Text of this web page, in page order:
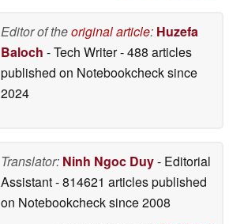
Editor of theoriginal article: Huzefa
Baloch - Tech Writer- 488 articles
published on Notebookchecksince
2024
Translator: Ninh Ngoc Duy- Editorial
Assistant- 814621 articles published
on Notebookchecksince 2008